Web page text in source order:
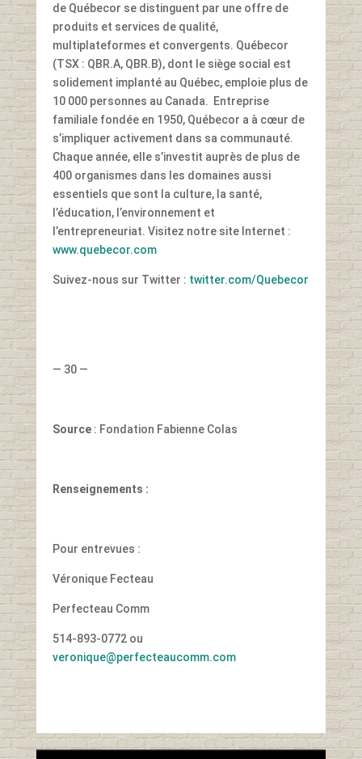
de Québecor se distinguent par une offre de
produits et services de qualité,
multiplateformes et convergents. Québecor
(TSX : QBR.A, QBR.B), dont le siège social est
solidement implanté au Québec, emploie plus de
10 000 personnes au Canada. Entreprise
familiale fondée en 1950, Québecor a à cœur de
s’impliquer activement dans sa communauté.
Chaque année, elle s’investit auprès de plus de
400 organismes dans les domaines aussi
essentiels que sont la culture, la santé,
l’éducation, l’environnement et
l’entrepreneuriat. Visitez notre site Internet :
www.quebecor.com
Suivez-nous sur Twitter : twitter.com/Quebecor
— 30 —
Source : Fondation Fabienne Colas
Renseignements :
Pour entrevues :
Véronique Fecteau
Perfecteau Comm
514-893-0772 ou
veronique@perfecteaucomm.com